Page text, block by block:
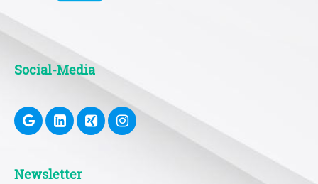
Social-Media
Newsletter